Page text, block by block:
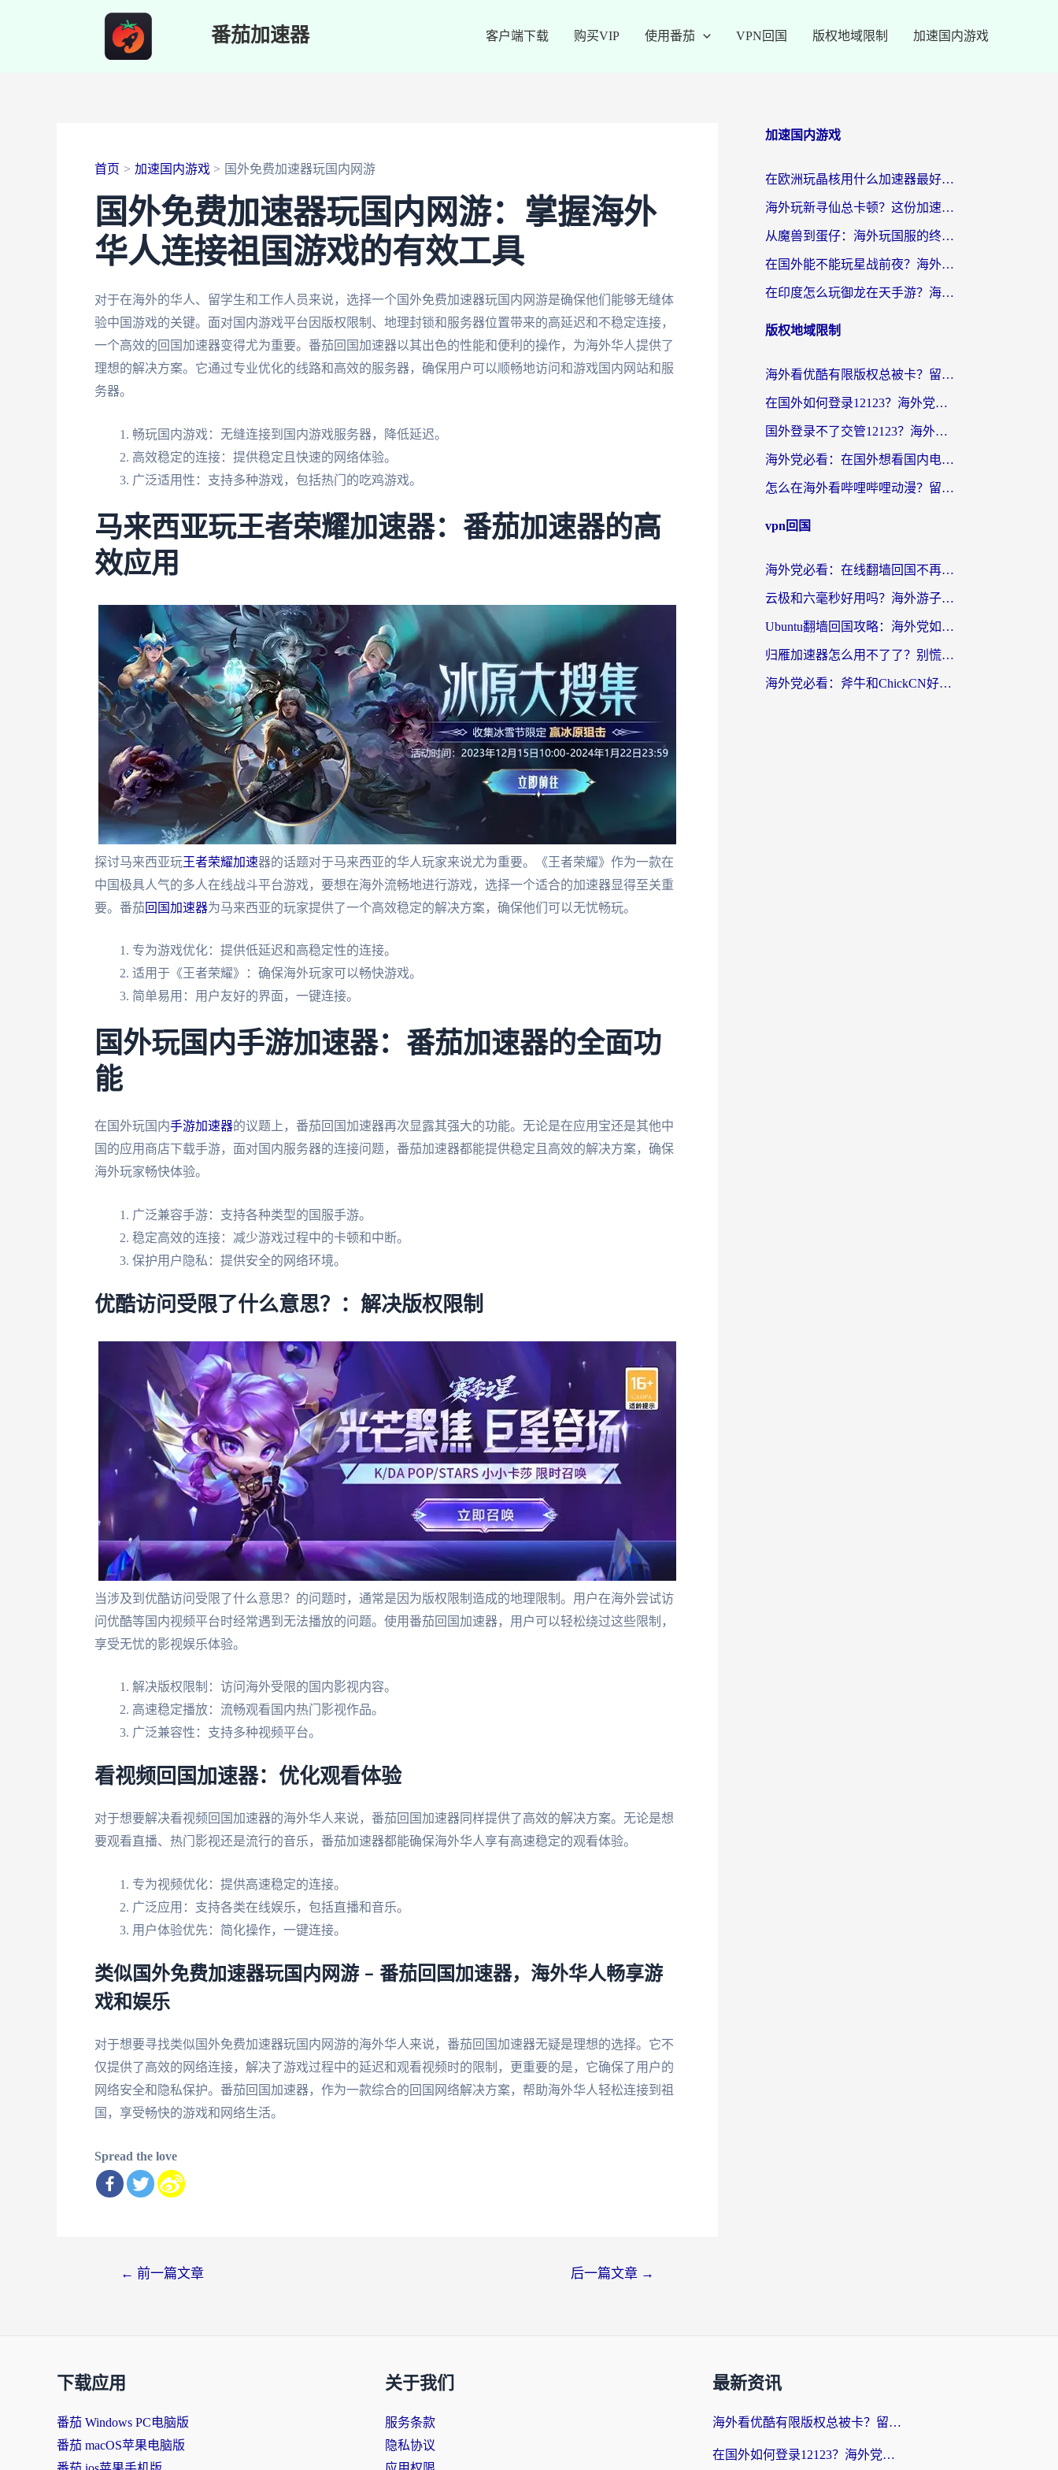
番茄加速器 客户端下载 购买VIP 使用番茄 VPN回国 版权地域限制 加速国内游戏
首页 加速国内游戏 国外免费加速器玩国内网游
国外免费加速器玩国内网游：掌握海外
华人连接祖国游戏的有效工具
对于在海外的华人、留学生和工作人员来说，选择一个国外免费加速器玩国内网游是确保他们能够无缝体
验中国游戏的关键。面对国内游戏平台因版权限制、地理封锁和服务器位置带来的高延迟和不稳定连接，
一个高效的回国加速器变得尤为重要。番茄回国加速器以其出色的性能和便利的操作，为海外华人提供了
理想的解决方案。它通过专业优化的线路和高效的服务器，确保用户可以顺畅地访问和游戏国内网站和服
务器。
畅玩国内游戏：无缝连接到国内游戏服务器，降低延迟。
高效稳定的连接：提供稳定且快速的网络体验。
广泛适用性：支持多种游戏，包括热门的吃鸡游戏。
马来西亚玩王者荣耀加速器：番茄加速器的高
效应用
探讨马来西亚玩王者荣耀加速器的话题对于马来西亚的华人玩家来说尤为重要。《王者荣耀》作为一款在
中国极具人气的多人在线战斗平台游戏，要想在海外流畅地进行游戏，选择一个适合的加速器显得至关重
要。番茄回国加速器为马来西亚的玩家提供了一个高效稳定的解决方案，确保他们可以无忧畅玩。
专为游戏优化：提供低延迟和高稳定性的连接。
适用于《王者荣耀》：确保海外玩家可以畅快游戏。
简单易用：用户友好的界面，一键连接。
国外玩国内手游加速器：番茄加速器的全面功
能
在国外玩国内手游加速器的议题上，番茄回国加速器再次显露其强大的功能。无论是在应用宝还是其他中
国的应用商店下载手游，面对国内服务器的连接问题，番茄加速器都能提供稳定且高效的解决方案，确保
海外玩家畅快体验。
广泛兼容手游：支持各种类型的国服手游。
稳定高效的连接：减少游戏过程中的卡顿和中断。
保护用户隐私：提供安全的网络环境。
优酷访问受限了什么意思？：解决版权限制
当涉及到优酷访问受限了什么意思？的问题时，通常是因为版权限制造成的地理限制。用户在海外尝试访
问优酷等国内视频平台时经常遇到无法播放的问题。使用番茄回国加速器，用户可以轻松绕过这些限制，
享受无忧的影视娱乐体验。
解决版权限制：访问海外受限的国内影视内容。
高速稳定播放：流畅观看国内热门影视作品。
广泛兼容性：支持多种视频平台。
看视频回国加速器：优化观看体验
对于想要解决看视频回国加速器的海外华人来说，番茄回国加速器同样提供了高效的解决方案。无论是想
要观看直播、热门影视还是流行的音乐，番茄加速器都能确保海外华人享有高速稳定的观看体验。
专为视频优化：提供高速稳定的连接。
广泛应用：支持各类在线娱乐，包括直播和音乐。
用户体验优先：简化操作，一键连接。
类似国外免费加速器玩国内网游 – 番茄回国加速器，海外华人畅享游
戏和娱乐
对于想要寻找类似国外免费加速器玩国内网游的海外华人来说，番茄回国加速器无疑是理想的选择。它不
仅提供了高效的网络连接，解决了游戏过程中的延迟和观看视频时的限制，更重要的是，它确保了用户的
网络安全和隐私保护。番茄回国加速器，作为一款综合的回国网络解决方案，帮助海外华人轻松连接到祖
国，享受畅快的游戏和网络生活。
Spread the love
← 前一篇文章 后一篇文章 →
加速国内游戏
在欧洲玩晶核用什么加速器最好呢？一个老玩家的真心话
海外玩新寻仙总卡顿？这份加速器选择指南让你秒回国服流畅体验
从魔兽到蛋仔：海外玩国服的终极加速指南，找到你的专属高速通道
在国外能不能玩星战前夜？海外党国服游戏不卡顿的秘密武器在这里
在印度怎么玩御龙在天手游？海外党畅玩国服的终极生存指南
版权地域限制
海外看优酷有限版权总被卡？留学生亲测有效的回国加速器选择指南
在国外如何登录12123？海外党必备的回国加速实用指南
国外登录不了交管12123？海外华人亲测有效的回国加速器选择指南
海外党必看：在国外想看国内电视剧用什么软件？3步解决地域限制
怎么在海外看哔哩哔哩动漫？留学生亲测有效的回国加速方案
vpn回国
海外党必看：在线翻墙回国不再难！教你选对加速器无缝刷国内资源
云极和六毫秒好用吗？海外游子解锁国内资源的真实答案
Ubuntu翻墙回国攻略：海外党如何选对加速器，无缝刷国内剧玩游戏？
归雁加速器怎么用不了了？别慌，这篇指南教你如何丝滑“回家”
海外党必看：斧牛和ChickCN好用吗？3款热门加速器实测+番茄加速器深度体验
下载应用
番茄 Windows PC电脑版
番茄 macOS苹果电脑版
关于我们
服务条款
隐私协议
最新资讯
海外看优酷有限版权总被卡？留学生亲测有效的回国加速器选择指南
在国外如何登录12123？海外党必备的回国加速实用指南